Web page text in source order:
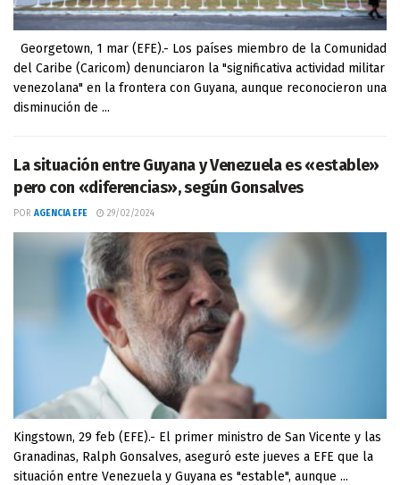
Georgetown, 1 mar (EFE).- Los países miembro de la Comunidad
del Caribe (Caricom) denunciaron la "significativa actividad militar
venezolana" en la frontera con Guyana, aunque reconocieron una
disminución de ...
La situación entre Guyana y Venezuela es «estable»
pero con «diferencias», según Gonsalves
POR AGENCIA EFE 29/02/2024
Kingstown, 29 feb (EFE).- El primer ministro de San Vicente y las
Granadinas, Ralph Gonsalves, aseguró este jueves a EFE que la
situación entre Venezuela y Guyana es "estable", aunque ...